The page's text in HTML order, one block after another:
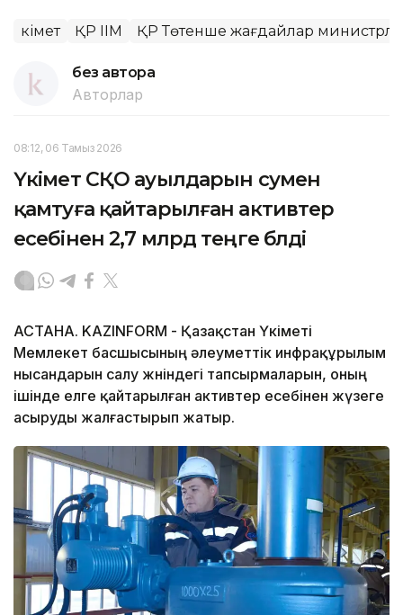
Үкімет ҚР ІІМ ҚР Төтенше жағдайлар
без автора
Авторлар
08:12, 06 Тамыз 2026
Үкімет СҚО ауылдарын сумен
қамтуға қайтарылған активтер
есебінен 2,7 млрд теңге бөлді
АСТАНА. KAZINFORM - Қазақстан Үкіметі
Мемлекет басшысының әлеуметтік инфрақұрылым
нысандарын салу жөніндегі тапсырмаларын, оның
ішінде елге қайтарылған активтер есебінен жүзеге
асыруды жалғастырып жатыр.